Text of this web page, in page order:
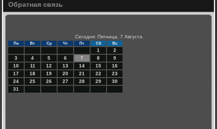
Обратная связь
Сегодня: Пятница, 7 Августа
Пн Вт Ср Чт Пт Сб Вс
1
2
3
4 5 6 7 8
9
10
11 12 13 14 15
16
17
18 19 20 21 22
23
24
25 26 27 28 29
30
31